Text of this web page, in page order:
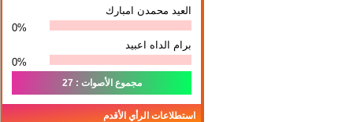
العيد محمدن امبارك
0%
برام الداه اعبيد
0%
مجموع الأصوات : 27
استطلاعات الرأي الأقدم